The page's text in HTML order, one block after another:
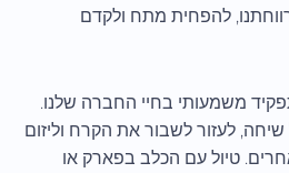
להפחית מתח ולקדם
משמעותי בחיי החברה שלנו.
לעזור לשבור את הקרח וליזום
טיול עם הכלב בפארק או